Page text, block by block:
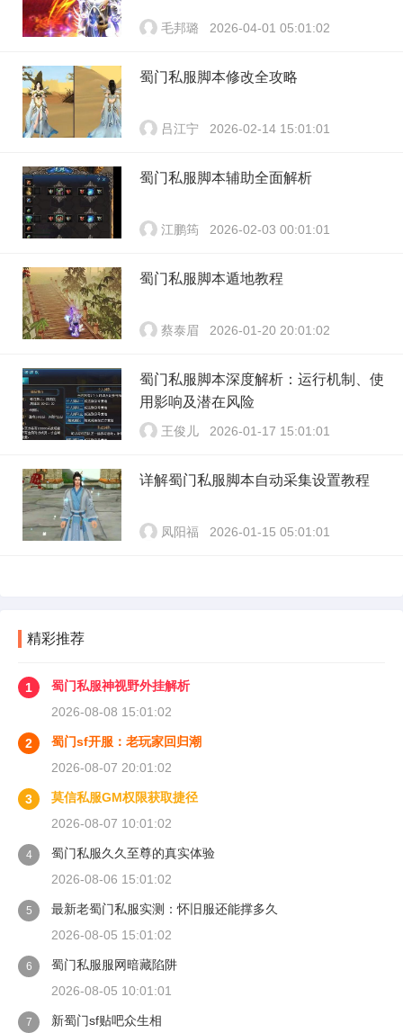
毛邦璐 2026-04-01 05:01:02
蜀门私服脚本修改全攻略
吕江宁 2026-02-14 15:01:01
蜀门私服脚本辅助全面解析
江鹏筠 2026-02-03 00:01:01
蜀门私服脚本遁地教程
蔡泰眉 2026-01-20 20:01:02
蜀门私服脚本深度解析：运行机制、使
用影响及潜在风险
王俊儿 2026-01-17 15:01:01
详解蜀门私服脚本自动采集设置教程
凤阳福 2026-01-15 05:01:01
精彩推荐
1
蜀门私服神视野外挂解析
2026-08-08 15:01:02
2
蜀门sf开服：老玩家回归潮
2026-08-07 20:01:02
3
莫信私服GM权限获取捷径
2026-08-07 10:01:02
4
蜀门私服久久至尊的真实体验
2026-08-06 15:01:02
5
最新老蜀门私服实测：怀旧服还能撑多久
2026-08-05 15:01:02
6
蜀门私服服网暗藏陷阱
2026-08-05 10:01:01
7
新蜀门sf贴吧众生相